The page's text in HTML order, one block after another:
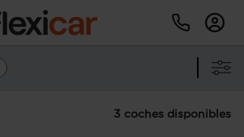
3 coches disponibles